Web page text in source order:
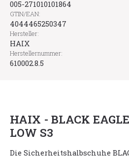
005-271010101864
GTIN/EAN:
4044465250347
Hersteller:
HAIX
Herstellernummer:
610002.8.5
HAIX - BLACK
LOW S3
Die Sicherheitshalbschuhe